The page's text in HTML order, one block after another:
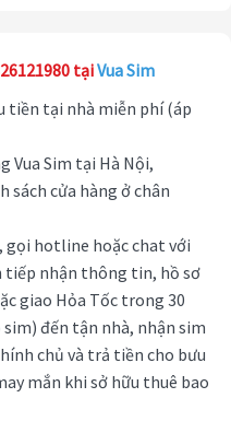
tạiVua Sim
tiền tại nhà miễn phí (áp
Vua Sim tại Hà Nội,
sách cửa hàng ở chân
hotline hoặc chat với
tiếp nhận thông tin, hồ sơ
giao Hỏa Tốc trong 30
đến tận nhà, nhận sim
chủ và trả tiền cho bưu
mắn khi sở hữu thuê bao